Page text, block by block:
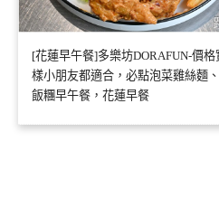
[花蓮早午餐]多樂坊DORAFUN-價
樣小朋友都適合，必點泡菜雞絲麵
飯糰早午餐，花蓮早餐